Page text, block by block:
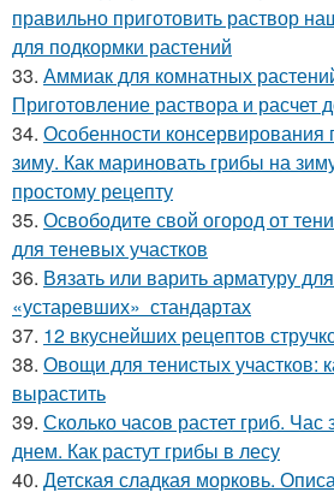
правильно приготовить раствор
для подкормки растений
33. Аммиак для комнатных
Приготовление раствора и расчет
34. Особенности консервирования
зиму. Как мариновать грибы на
простому рецепту
35. Освободите свой огород от
для теневых участков
36. Вязать или варить арматуру
«устаревших» стандартах
37. 12 вкуснейших рецептов
38. Овощи для тенистых участков:
вырастить
39. Сколько часов растет гриб. Час
днем. Как растут грибы в лесу
40. Детская сладкая морковь.